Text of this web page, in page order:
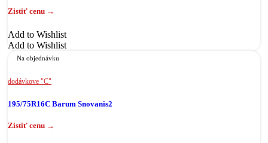
Add to Wishlist
Add to Wishlist
Na objednávku
dodávkove "C"
195/75R16C Barum Snovanis2